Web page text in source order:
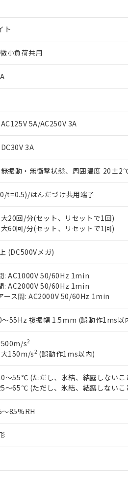
ト
小負荷共用
5A/AC250V 3A
3A
無振動・無衝撃状態、周囲温度
t=0.5)/はんだづけ共用端子
20回/分(セット、リセットで1回)
60回/分(セット、リセットで1回)
(DC500Vメガ)
: AC1000V 50/60Hz 1min
: AC2000V 50/60Hz 1min
ース間: AC2000V 50/60Hz 1min
～55Hz 複振幅 1.5mm (誤動作1ms以
500m/s2
150m/s2(誤動作1ms以内)
～55℃ (ただし、氷結、結露しないこ
～65℃ (ただし、氷結、結露しないこ
～85%RH
用条件
件をお読みいただき、同意のうえご
サービスは、当社制御機器事業取扱
ものです。
社制御機器事業取扱商品の中には、
庫状況および標準価格照会結果は、
。
式な納期状況および標準価格はお客
社販売員にご相談ください。
ムロン制御機器販売店や当社販売拠点
庫状況および標準価格結果を当社の
。
イパーツ機能（部品リスト作成サー
ている必要があります。
、当社の製品・サービスに関するお
い。
社の共同利用者とは、
る法人を指します。
状況
：EU RoHS指令（10物質）の非含
なし：EU RoHS指令（10物質）の
認中：EU RoHS指令（10物質）の
：ライセンス料など無形物で、有害
の事情により、非含有部品としてい
す。
指令（10物質）：
以下、 水銀(Hg) 1000ppm以下、 カドミ
ム(Cr(Ⅵ)) 1000ppm以下、ポリ臭化ビフェニル類
ス(2-エチルヘキシル) (DEHP)(別名：DOP)
） 1000ppm以下、フタル酸ジイソブチル (DIBP)
指令で産業用監視および制御機器に対する適
エステル類の４物質については閾値を超える意図
予定月
の切り替え状況などにより、予定月
有証明書ダウンロード
指令（10物質）の非含有証明書
非含有証明書（当社基準）
書は発行日時点で非含有を証明する
指令のフタル酸エステル類４物
最大均質材料含有率が中国RoHSの基
最大均質材料含有率が中国RoHSの基
未確認です。当社販売部門へお問い
物質の基準値 (GB/T26572)：
ル酸ジブチル) : 1000ppm、 DIBP(フタル酸ジイ
保護使用期限
有害物質（10物質）のすべてが基準
通常の使用状況下において有害物質
。
未確認です。当社販売部門へお問い
社は、これら貴社製品のうち、外国
）を輸出または国外への提供する場
どの必要な手続きをとります。
社は規制貨物を破棄する場合は、完
社は貴社製品を、核兵器、ミサイル
等に一切使用いたしません。
社は、貴社製品を第三者に販売する
た当社は、販売先および販売に係わ
しません。
説明
一定数以上の在庫あり
一定数には満たないが在庫あり
在庫なし(最新の在庫状況について
機器販売店・当社販売員にご確認く
受注生産機種、また在庫状況の情